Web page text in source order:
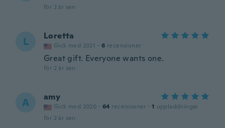
för 2 år sen
L Loretta
Gick med 2021 · 6 recensioner
Great gift. Everyone wants one.
för 2 år sen
A amy
Gick med 2020 · 64 recensioner · 1 uppladdningar
för 2 år sen